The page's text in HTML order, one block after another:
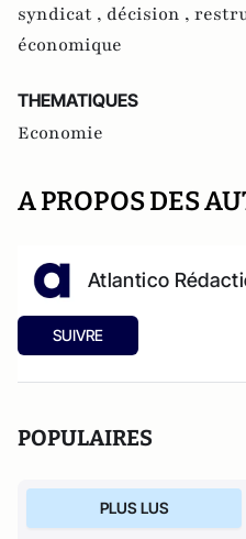
syndicat , décision ,
économique
THEMATIQUES
Economie
A PROPOS DES
Atlantico
SUIVRE
POPULAIRES
PLUS LUS